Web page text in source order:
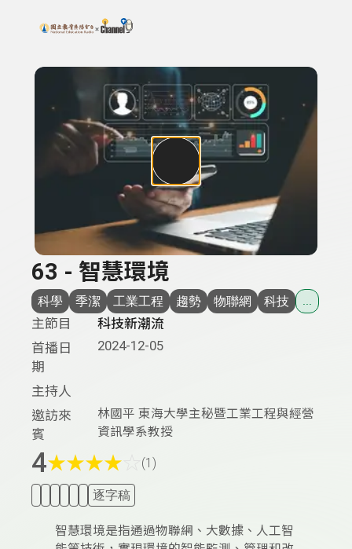
上方功能區塊
搜尋關鍵字：可輸入節目名稱、主持人或關鍵字
63 - 智慧環境
科學 季潔 工業工程 趨勢 物聯網 科技 ...
主節目
科技新潮流
首播日
期
2024-12-05
主持人
邀訪來
賓
林國平 東海大學主秘暨工業工程與經營
資訊學系教授
4★★★★ (1)
逐字稿
智慧環境是指通過物聯網、大數據、人工智